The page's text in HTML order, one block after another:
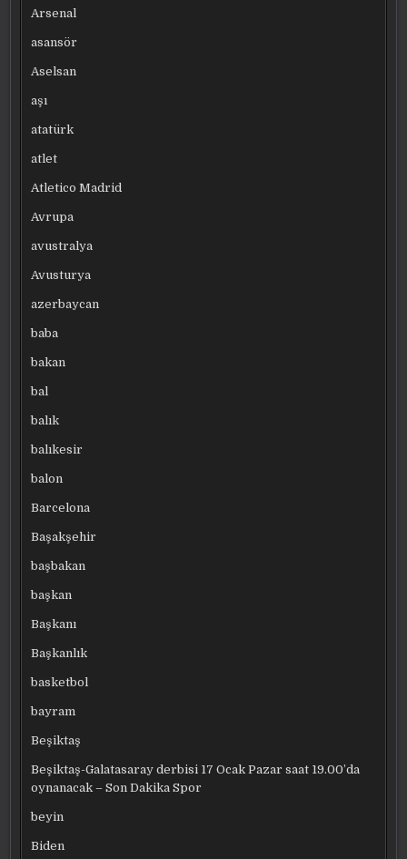
Arsenal
asansör
Aselsan
aşı
atatürk
atlet
Atletico Madrid
Avrupa
avustralya
Avusturya
azerbaycan
baba
bakan
bal
balık
balıkesir
balon
Barcelona
Başakşehir
başbakan
başkan
Başkanı
Başkanlık
basketbol
bayram
Beşiktaş
Beşiktaş-Galatasaray derbisi 17 Ocak Pazar saat 19.00’da
oynanacak – Son Dakika Spor
beyin
Biden